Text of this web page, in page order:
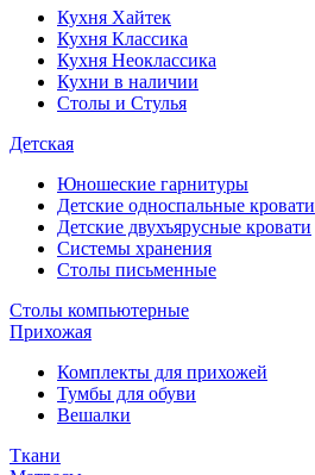
Кухня Хайтек
Кухня Классика
Кухня Неоклассика
Кухни в наличии
Столы и Стулья
Детская
Юношеские гарнитуры
Детские односпальные кровати
Детские двухъярусные кровати
Системы хранения
Столы письменные
Столы компьютерные
Прихожая
Комплекты для прихожей
Тумбы для обуви
Вешалки
Ткани